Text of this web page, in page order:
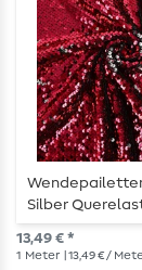
Silber
13,49 € *
1 Meter | 13,49 € /